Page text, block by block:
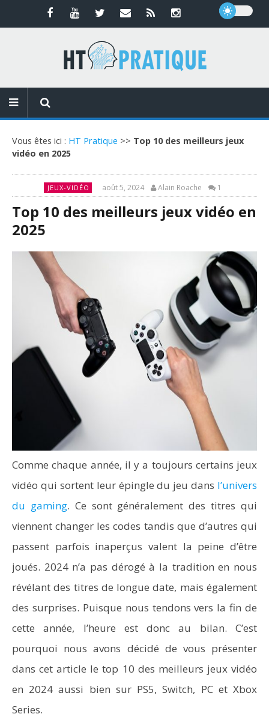
Vous êtes ici : HT Pratique >> Top 10 des meilleurs jeux
vidéo en 2025
JEUX-VIDÉO août 5, 2024 Alain Roache 1
Top 10 des meilleurs jeux vidéo en
2025
Comme chaque année, il y a toujours certains jeux
vidéo qui sortent leur épingle du jeu dans l’univers
du gaming. Ce sont généralement des titres qui
viennent changer les codes tandis que d’autres qui
passent parfois inaperçus valent la peine d’être
joués. 2024 n’a pas dérogé à la tradition en nous
révélant des titres de longue date, mais également
des surprises. Puisque nous tendons vers la fin de
cette année, l’heure est donc au bilan. C’est
pourquoi nous avons décidé de vous présenter
dans cet article le top 10 des meilleurs jeux vidéo
en 2024 aussi bien sur PS5, Switch, PC et Xbox
Series.